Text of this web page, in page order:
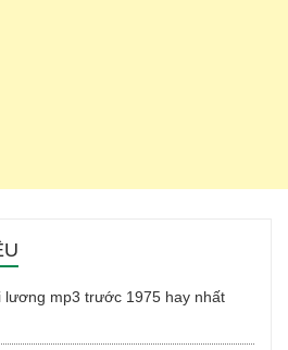
lương mp3 trước 1975 hay nhất